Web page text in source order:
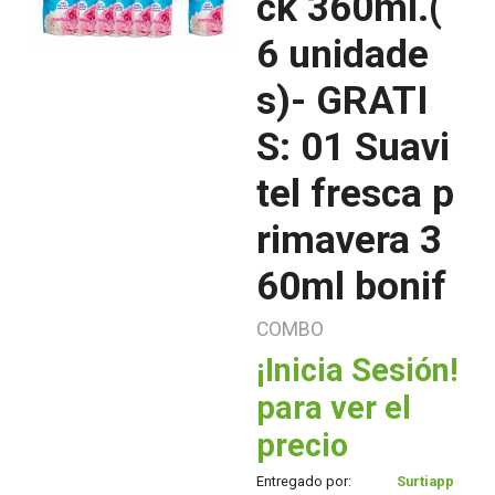
6 unidade
s)- GRATI
S: 01 Suavi
tel fresca p
rimavera 3
60ml bonif
COMBO
¡Inicia Sesión!
para ver el
precio
Entregado por: Surtiapp